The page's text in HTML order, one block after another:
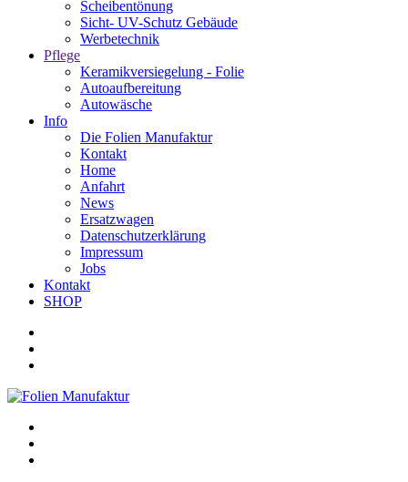
Scheibentönung
Sicht- UV-Schutz Gebäude
Werbetechnik
Pflege
Keramikversiegelung - Folie
Autoaufbereitung
Autowäsche
Info
Die Folien Manufaktur
Kontakt
Home
Anfahrt
News
Ersatzwagen
Datenschutzerklärung
Impressum
Jobs
Kontakt
SHOP